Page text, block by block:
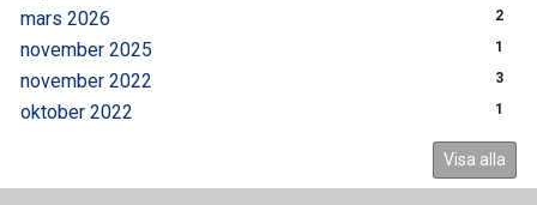
mars 2026 2
november 2025 1
november 2022 3
oktober 2022 1
Visa alla